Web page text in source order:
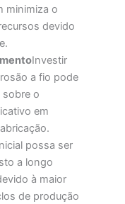
minimiza o
devido
Investir
a fio pode
o
em
possa ser
a longo
à maior
de produção